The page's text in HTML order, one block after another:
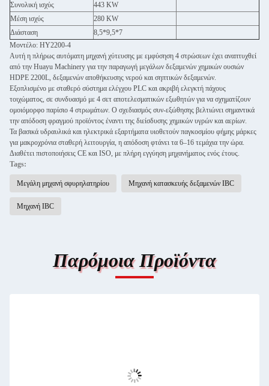
Συνολική ισχύς
443 KW
Μέση ισχύς
280 KW
Διάσταση
8,5*9,5*7
Μοντέλο: HY2200-4
Αυτή η πλήρως αυτόματη μηχανή χύτευσης με εμφύσηση 4 στρώσεων έχει αναπτυχθεί
από την Huayu Machinery για την παραγωγή μεγάλων δεξαμενών χημικών ουσιών
HDPE 2200L, δεξαμενών αποθήκευσης νερού και σηπτικών δεξαμενών.
Εξοπλισμένο με σταθερό σύστημα ελέγχου PLC και ακριβή ελεγκτή πάχους
τοιχώματος, σε συνδυασμό με 4 σετ αποτελεσματικών εξωθητών για να σχηματίζουν
ομοιόμορφο παρίσιο 4 στρωμάτων. Ο σχεδιασμός συν-εξώθησης βελτιώνει σημαντικά
την απόδοση φραγμού προϊόντος έναντι της διείσδυσης χημικών υγρών και αερίων.
Τα βασικά υδραυλικά και ηλεκτρικά εξαρτήματα υιοθετούν παγκοσμίου φήμης μάρκες
για μακροχρόνια σταθερή λειτουργία, η απόδοση φτάνει τα 6–16 τεμάχια την ώρα.
Διαθέτει πιστοποιήσεις CE και ISO, με πλήρη εγγύηση μηχανήματος ενός έτους.
Tags:
Μεγάλη μηχανή σφυρηλατηρίου Μηχανή κατασκευής δεξαμενών IBC
Μηχανή IBC
Παρόμοια Προϊόντα